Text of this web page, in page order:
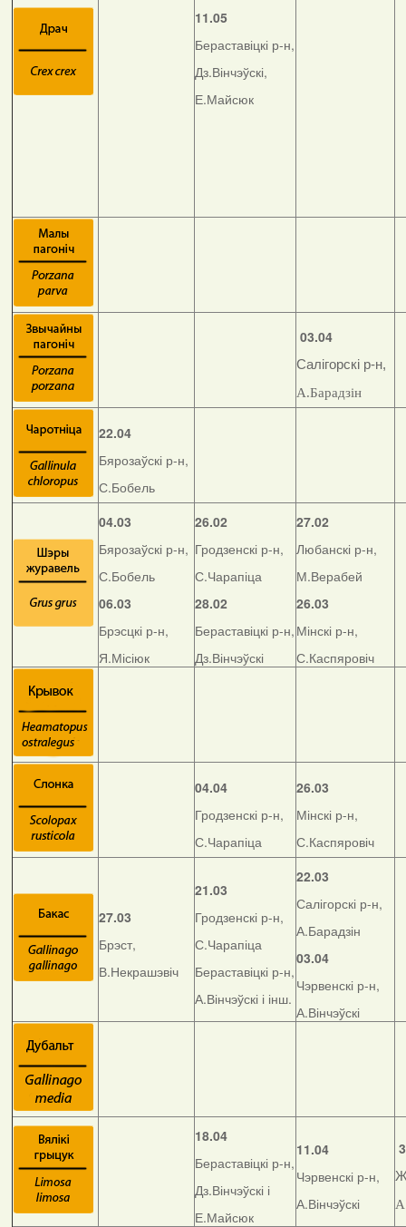
11.05
Бераставіцкі р-н,
Дз.Вінчэўскі,
Е.Майсюк
03.04
Салігорскі р-н,
А.Барадзін
22.04
Бярозаўскі р-н,
С.Бобель
04.03
Бярозаўскі р-н,
С.Бобель
06.03
Брэсцкі р-н,
Я.Місіюк
26.02
Гродзенскі р-н,
С.Чарапіца
28.02
Бераставіцкі р-н,
Дз.Вінчэўскі
27.02
Любанскі р-н,
М.Верабей
26.03
Мінскі р-н,
С.Каспяровіч
04.04
Гродзенскі р-н,
С.Чарапіца
26.03
Мінскі р-н,
С.Каспяровіч
27.03
Брэст,
В.Некрашэвіч
21.03
Гродзенскі р-н,
С.Чарапіца
Бераставіцкі р-н,
А.Вінчэўскі і інш.
22.03
Салігорскі р-н,
А.Барадзін
03.04
Чэрвенскі р-н,
А.Вінчэўскі
18.04
Бераставіцкі р-н,
Дз.Вінчэўскі і
Е.Майсюк
11.04
Чэрвенскі р-н,
А.Вінчэўскі